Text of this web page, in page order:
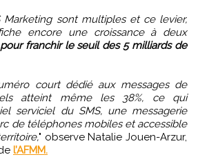
Marketing sont multiples et ce levier,
encore une croissance à deux
franchir le seuil des 5 milliards de
court dédié aux messages de
atteint même les 38%, ce qui
serviciel du SMS, une messagerie
de téléphones mobiles et accessible
" observe Natalie Jouen-Arzur,
l’AFMM.